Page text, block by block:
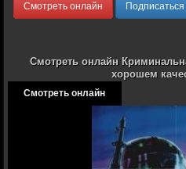
Смотреть онлайн Подписаться
Смотреть онлайн
хорошем
Смотреть онлайн